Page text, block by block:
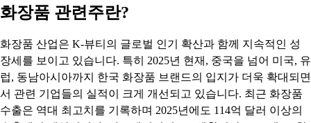
화장품 관련주란?
화장품 산업은 K-뷰티의 글로벌 인기 확산과 함께 지속적인 성
장세를 보이고 있습니다. 특히 2025년 현재, 중국을 넘어 미국, 유
럽, 동남아시아까지 한국 화장품 브랜드의 입지가 더욱 확대되면
서 관련 기업들의 실적이 크게 개선되고 있습니다. 최근 화장품
수출은 역대 최고치를 기록하며 2025년에도 114억 달러 이상의